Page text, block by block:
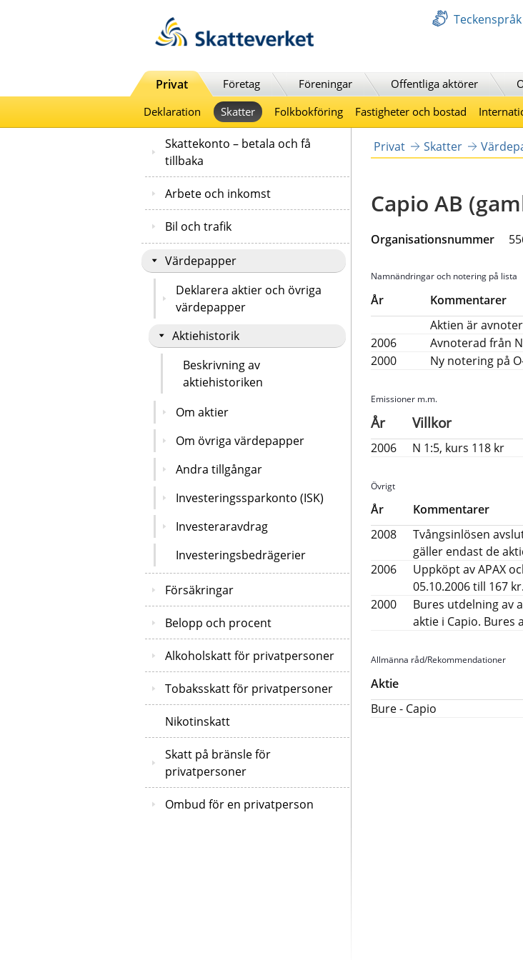
Teckenspråk
Privat Företag Föreningar Offentliga aktörer
Deklaration
Skatter Folkbokföring Fastigheter och bostad
Skattekonto – betala och få
tillbaka
Arbete och inkomst
Bil och trafik
Värdepapper
Deklarera aktier och övriga
värdepapper
Aktiehistorik
Beskrivning av
aktiehistoriken
Om aktier
Om övriga värdepapper
Andra tillgångar
Investeringssparkonto (ISK)
Investeraravdrag
Investeringsbedrägerier
Försäkringar
Belopp och procent
Alkoholskatt för privatpersoner
Tobaksskatt för privatpersoner
Nikotinskatt
Skatt på bränsle för
privatpersoner
Ombud för en privatperson
Privat Skatter
Capio AB
Organisationsnummer
Namnändringar och notering på lista
År
Kommentarer
Aktien är
2006
Avnoterad från
2000
Ny notering på
Emissioner m.m.
År Villkor
2006 N 1:5, kurs 118 kr
Övrigt
År
Kommentarer
2008
Tvångsinlösen
gäller endast de
2006
Uppköpt av APAX
05.10.2006 till 167 kr.
2000
Bures utdelning av
aktie i Capio. Bures
Allmänna råd/Rekommendationer
Aktie
Bure - Capio